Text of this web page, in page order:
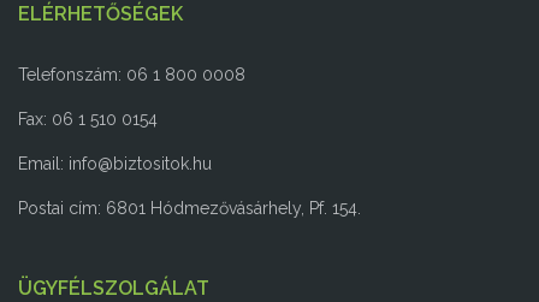
ELÉRHETŐSÉGEK
Telefonszám: 06 1 800 0008
Fax: 06 1 510 0154
Email: info@biztositok.hu
Postai cím: 6801 Hódmezővásárhely, Pf. 154.
ÜGYFÉLSZOLGÁLAT